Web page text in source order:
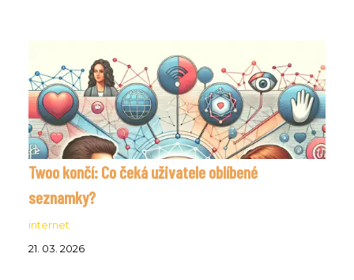
Twoo končí: Co čeká uživatele oblíbené
seznamky?
internet
21. 03. 2026